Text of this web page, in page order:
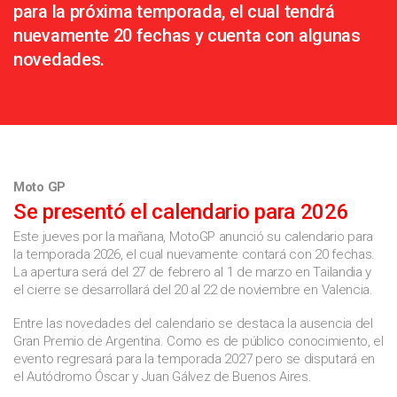
para la próxima temporada, el cual tendrá
nuevamente 20 fechas y cuenta con algunas
novedades.
Moto GP
Se presentó el calendario para 2026
Este jueves por la mañana, MotoGP anunció su calendario para
la temporada 2026, el cual nuevamente contará con 20 fechas.
La apertura será del 27 de febrero al 1 de marzo en Tailandia y
el cierre se desarrollará del 20 al 22 de noviembre en Valencia.
Entre las novedades del calendario se destaca la ausencia del
Gran Premio de Argentina. Como es de público conocimiento, el
evento regresará para la temporada 2027 pero se disputará en
el Autódromo Óscar y Juan Gálvez de Buenos Aires.